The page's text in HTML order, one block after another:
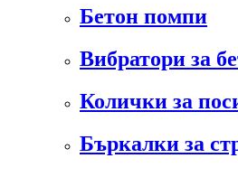
Бетон помпи
Вибратори за
Колички за
Бъркалки за